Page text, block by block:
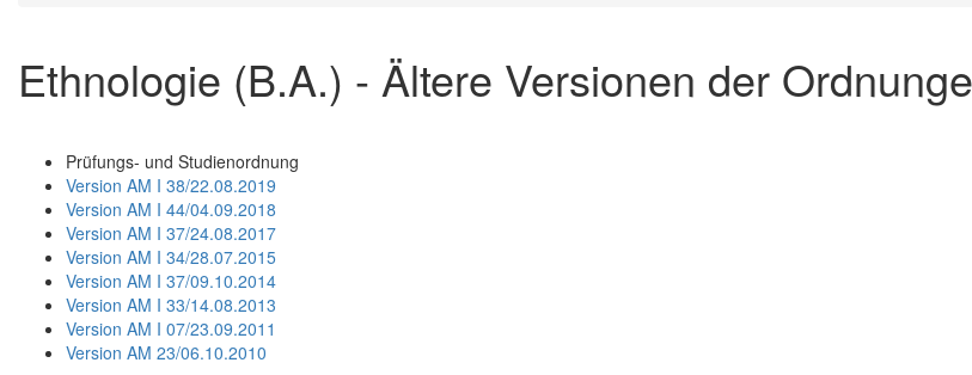
Ethnologie (B.A.) - Ältere Versionen der
Prüfungs- und Studienordnung
Version AM I 38/22.08.2019
Version AM I 44/04.09.2018
Version AM I 37/24.08.2017
Version AM I 34/28.07.2015
Version AM I 37/09.10.2014
Version AM I 33/14.08.2013
Version AM I 07/23.09.2011
Version AM 23/06.10.2010